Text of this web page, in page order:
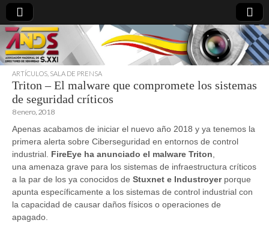
directoresdeseguridad.es
ARTÍCULOS SALA DE PRENSA
Triton – El malware que compromete los sistemas
de seguridad críticos
8 enero, 2018
Apenas acabamos de iniciar el nuevo año 2018 y ya tenemos la
primera alerta sobre Ciberseguridad en entornos de control
industrial. FireEye ha anunciado el malware Triton
una amenaza grave para los sistemas de infraestructura críticos
a la par de los ya conocidos de Stuxnet e Industroyerporque
apunta específicamente a los sistemas de control industrial con
la capacidad de causar daños físicos o operaciones de
apagado.